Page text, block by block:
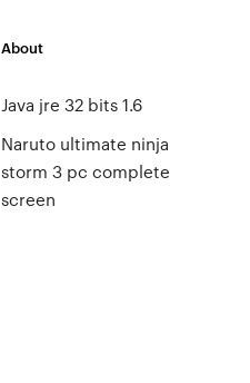
About
Java jre 32 bits 1.6
Naruto ultimate ninja
storm 3 pc complete
screen